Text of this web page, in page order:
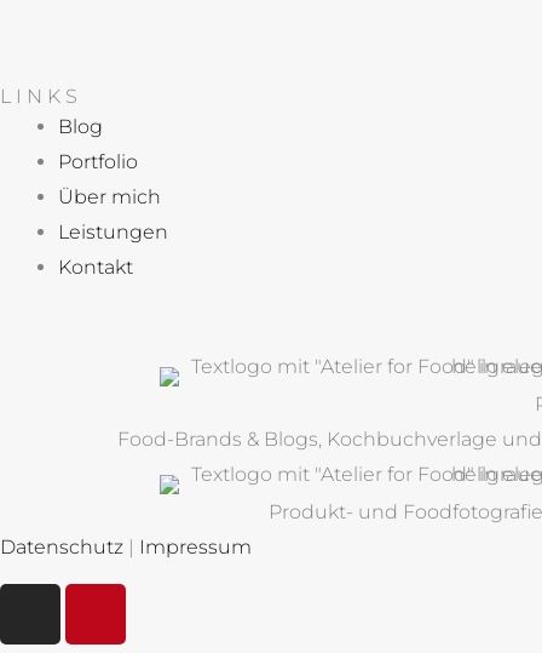
LINKS
Blog
Portfolio
Über mich
Leistungen
Kontakt
Food-Brands & Blogs, Kochbuchverlage
Produkt- und
Datenschutz | Impressum